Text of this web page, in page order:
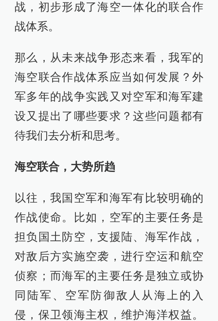
战，初步形成了海空一体化的联合作
战体系。
那么，从未来战争形态来看，我军的
海空联合作战体系应当如何发展？外
军多年的战争实践又对空军和海军建
设又提出了哪些要求？这些问题都有
待我们去分析和思考。
海空联合，大势所趋
以往，我国空军和海军有比较明确的
作战使命。比如，空军的主要任务是
担负国土防空，支援陆、海军作战，
对敌后方实施空袭，进行空运和航空
侦察；而海军的主要任务是独立或协
同陆军、空军防御敌人从海上的入
侵，保卫领海主权，维护海洋权益。